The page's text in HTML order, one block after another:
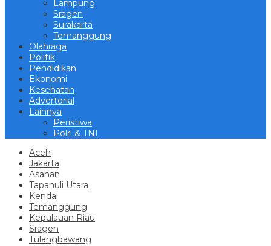
Lampung
Sragen
Surakarta
Temanggung
Olahraga
Politik
Pendidikan
Ekonomi
Kesehatan
Advertorial
Lainnya
Peristiwa
Polri & TNI
Aceh
Jakarta
Asahan
Tapanuli Utara
Kendal
Temanggung
Kepulauan Riau
Sragen
Tulangbawang